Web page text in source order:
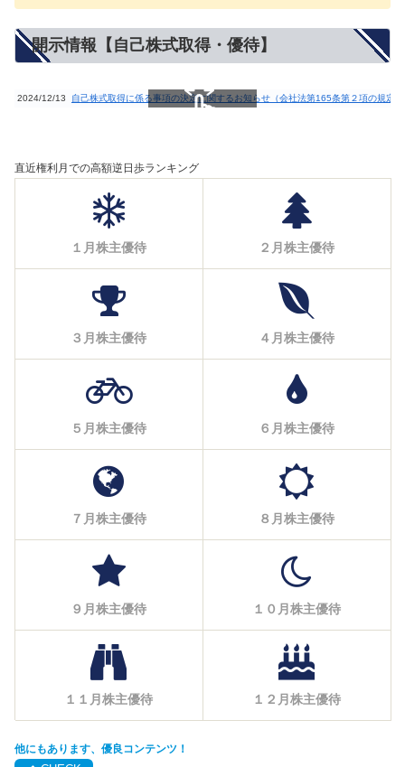
開示情報【自己株式取得・優待】
2024/12/13 自己株式取得に係る事項の決定に関するお知らせ（会社法第165条第２項の規定
直近権利月での高額逆日歩ランキング
１月株主優待 ２月株主優待
３月株主優待 ４月株主優待
５月株主優待 ６月株主優待
７月株主優待 ８月株主優待
９月株主優待 １０月株主優待
１１月株主優待 １２月株主優待
他にもあります、優良コンテンツ！